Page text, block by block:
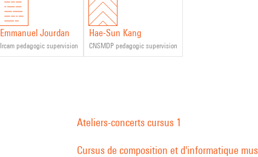
Emmanuel Jourdan
Ircam pedagogic supervision
Hae-Sun Kang
CNSMDP pedagogic supervision
Ateliers-concerts cursus 1
Cursus de composition et d'informatique